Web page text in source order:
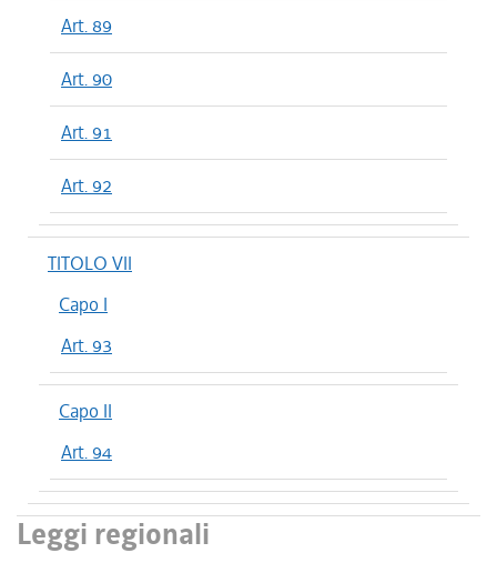
Art. 89
Art. 90
Art. 91
Art. 92
TITOLO VII
Capo I
Art. 93
Capo II
Art. 94
Leggi regionali